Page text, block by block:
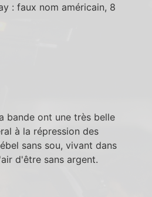
: faux nom américain, 8
bande ont une très belle
à la répression des
sans sou, vivant dans
d'être sans argent.